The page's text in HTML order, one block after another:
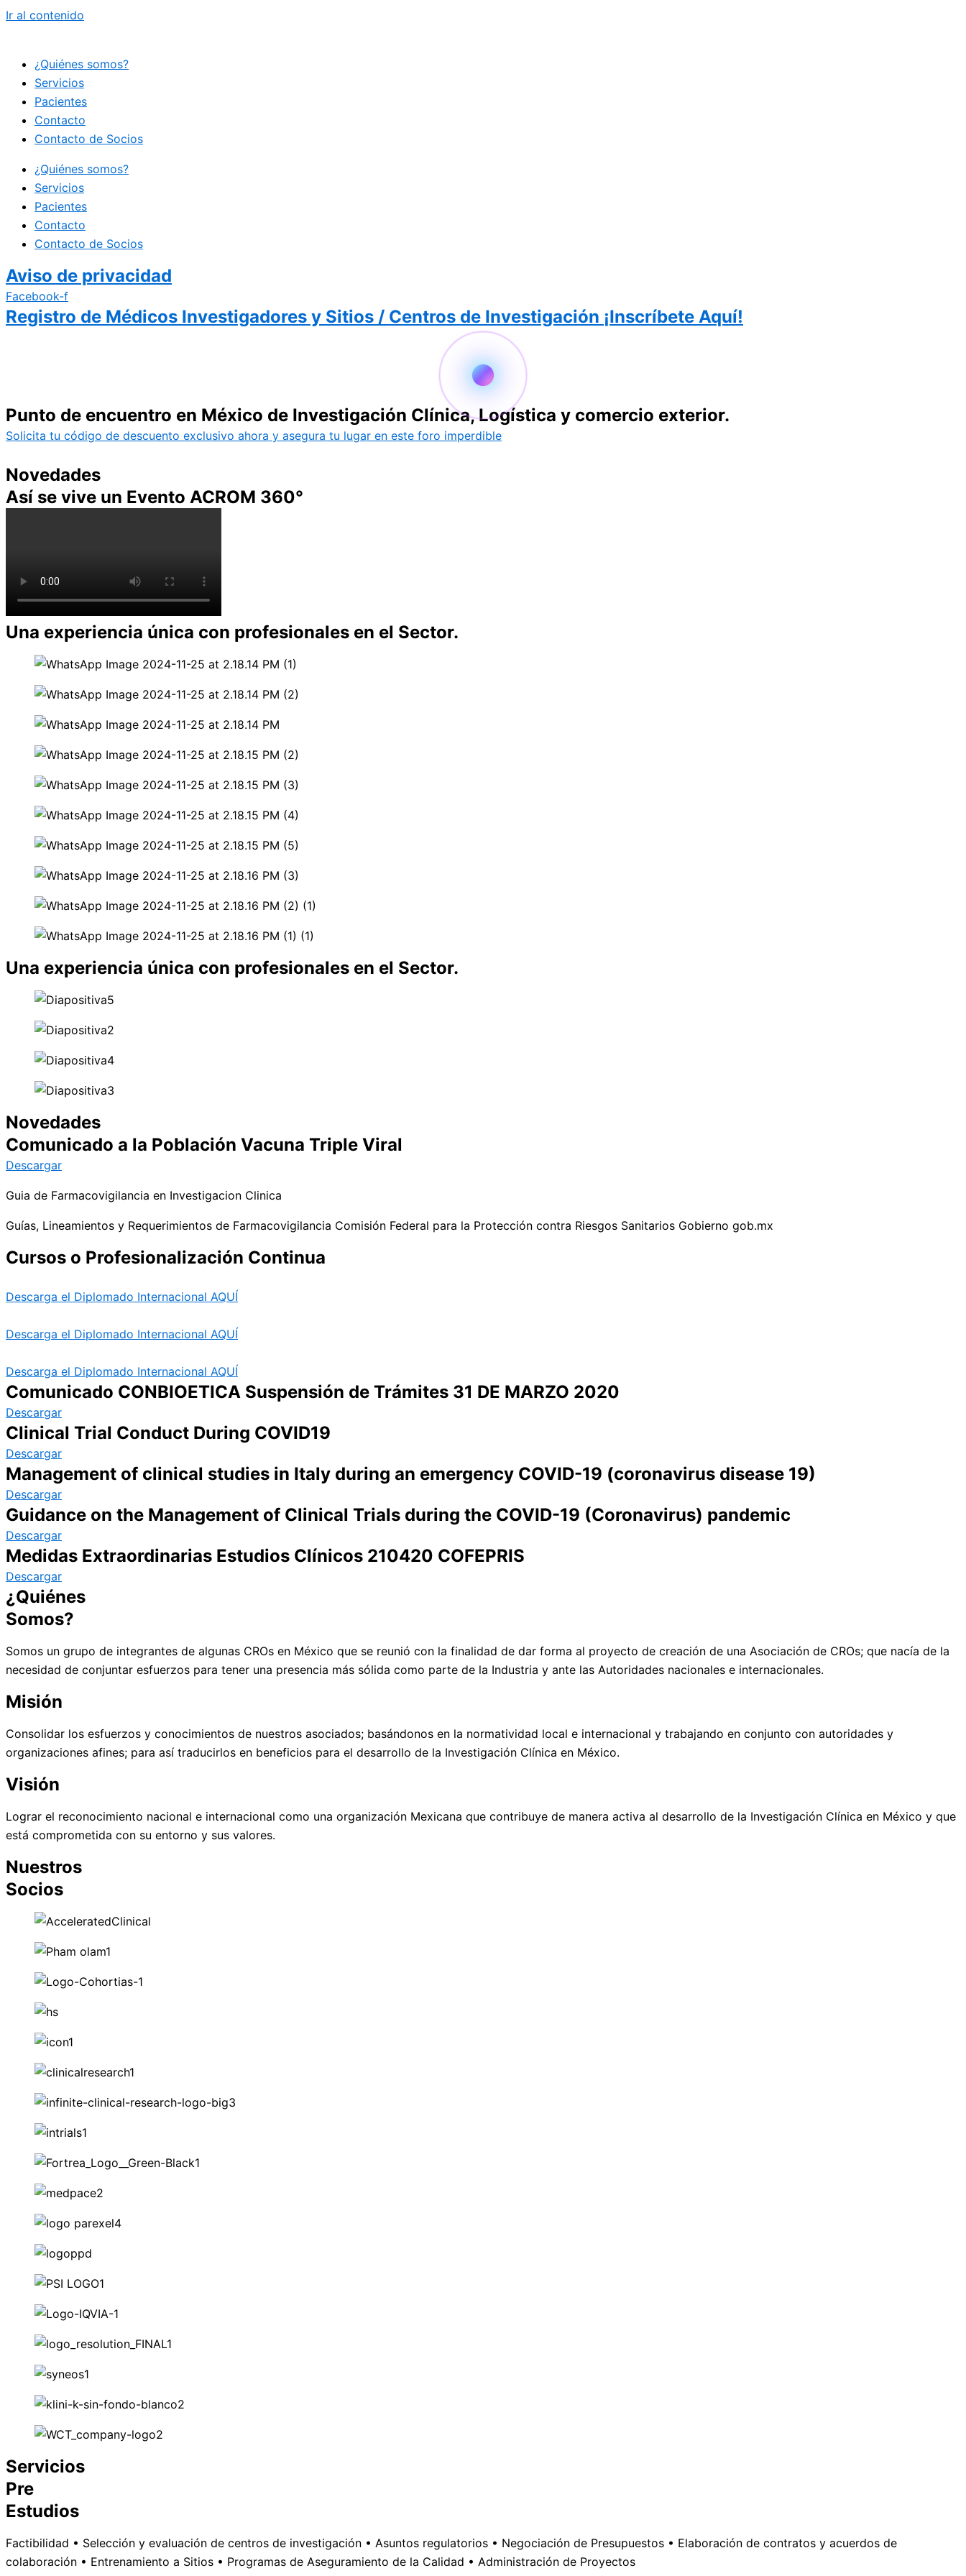
Ir al contenido
¿Quiénes somos?
Servicios
Pacientes
Contacto
Contacto de Socios
¿Quiénes somos?
Servicios
Pacientes
Contacto
Contacto de Socios
Aviso de privacidad
Facebook-f
Registro de Médicos Investigadores y Sitios / Centros de Investigación ¡Inscríbete Aquí!
Punto de encuentro en México de Investigación Clínica, Logística y comercio exterior.
Solicita tu código de descuento exclusivo ahora y asegura tu lugar en este foro imperdible
Novedades
Así se vive un Evento ACROM 360°
Una experiencia única con profesionales en el Sector.
Una experiencia única con profesionales en el Sector.
Novedades
Comunicado a la Población Vacuna Triple Viral
Descargar
Guia de Farmacovigilancia en Investigacion Clinica
Guías, Lineamientos y Requerimientos de Farmacovigilancia Comisión Federal para la Protección contra Riesgos Sanitarios Gobierno gob.mx
Cursos o Profesionalización Continua
Descarga el Diplomado Internacional AQUÍ
Descarga el Diplomado Internacional AQUÍ
Descarga el Diplomado Internacional AQUÍ
Comunicado CONBIOETICA Suspensión de Trámites 31 DE MARZO 2020
Descargar
Clinical Trial Conduct During COVID19
Descargar
Management of clinical studies in Italy during an emergency COVID-19 (coronavirus disease 19)
Descargar
Guidance on the Management of Clinical Trials during the COVID-19 (Coronavirus) pandemic
Descargar
Medidas Extraordinarias Estudios Clínicos 210420 COFEPRIS
Descargar
¿Quiénes
Somos?
Somos un grupo de integrantes de algunas CROs en México que se reunió con la finalidad de dar forma al proyecto de creación de una Asociación de CROs; que nacía de la
necesidad de conjuntar esfuerzos para tener una presencia más sólida como parte de la Industria y ante las Autoridades nacionales e internacionales.
Misión
Consolidar los esfuerzos y conocimientos de nuestros asociados; basándonos en la normatividad local e internacional y trabajando en conjunto con autoridades y
organizaciones afines; para así traducirlos en beneficios para el desarrollo de la Investigación Clínica en México.
Visión
Lograr el reconocimiento nacional e internacional como una organización Mexicana que contribuye de manera activa al desarrollo de la Investigación Clínica en México y que
está comprometida con su entorno y sus valores.
Nuestros
Socios
Servicios
Pre
Estudios
Factibilidad • Selección y evaluación de centros de investigación • Asuntos regulatorios • Negociación de Presupuestos • Elaboración de contratos y acuerdos de
colaboración • Entrenamiento a Sitios • Programas de Aseguramiento de la Calidad • Administración de Proyectos